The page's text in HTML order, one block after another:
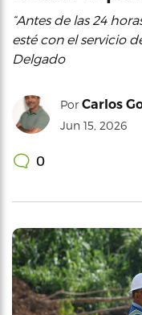
“Antes de las 24
esté con el servicio
Delgado
Por Carlos
Jun 15, 2026
0